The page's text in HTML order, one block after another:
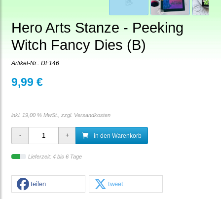
Hero Arts Stanze - Peeking
Witch Fancy Dies (B)
Artikel-Nr.: DF146
9,99 €
inkl. 19,00 % MwSt., zzgl. Versandkosten
in den Warenkorb
Lieferzeit: 4 bis 6 Tage
teilen tweet